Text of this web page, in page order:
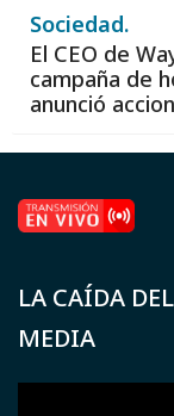
Sociedad.
El CEO de
campaña de
anunció
LA CAÍDA
MEDIA